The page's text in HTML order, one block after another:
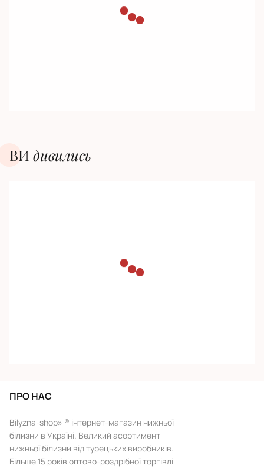
ВИ дивилиcь
ПРО НАС
Bilyzna-shop» ® інтернет-магазин нижньої
білизни в Україні. Великий асортимент
нижньої білизни від турецьких виробників.
Більше 15 років оптово-роздрібної торгівлі